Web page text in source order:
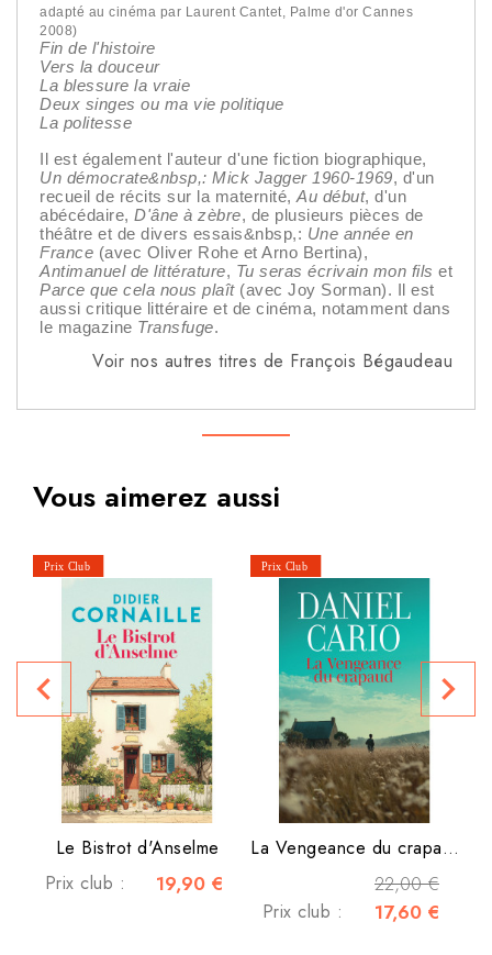
adapté au cinéma par Laurent Cantet, Palme d'or Cannes
2008)
Fin de l'histoire
Vers la douceur
La blessure la vraie
Deux singes ou ma vie politique
La politesse
Il est également l'auteur d'une fiction biographique,
Un démocrate&nbsp,: Mick Jagger 1960-1969, d'un
recueil de récits sur la maternité,Au début, d'un
abécédaire, D'âne à zèbre, de plusieurs pièces de
théâtre et de divers essais&nbsp,: Une année en
France (avec Oliver Rohe et Arno Bertina),
Antimanuel de littérature, Tu seras écrivain mon fils et
Parce que cela nous plaît(avec Joy Sorman). Il est
aussi critique littéraire et de cinéma, notamment dans
le magazine Transfuge.
Voir nos autres titres de François Bégaudeau
Vous aimerez aussi
Le Bistrot d'Anselme
Prix club :
19,90 €
La Vengeance du crapaud
22,00 €
Prix club : 17,60 €
navigate_before navigate_next